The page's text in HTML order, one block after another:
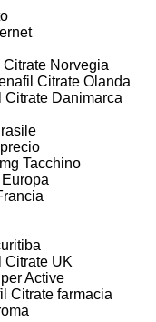
Norvegia
Citrate Olanda
Danimarca
Tacchino
Citrate UK
Active
Citrate farmacia